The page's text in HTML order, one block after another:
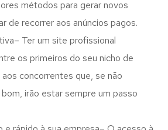
métodos para gerar novos
de recorrer aos anúncios pagos.
Ter um site profissional
os primeiros do seu nicho de
concorrentes que, se não
irão estar sempre um passo